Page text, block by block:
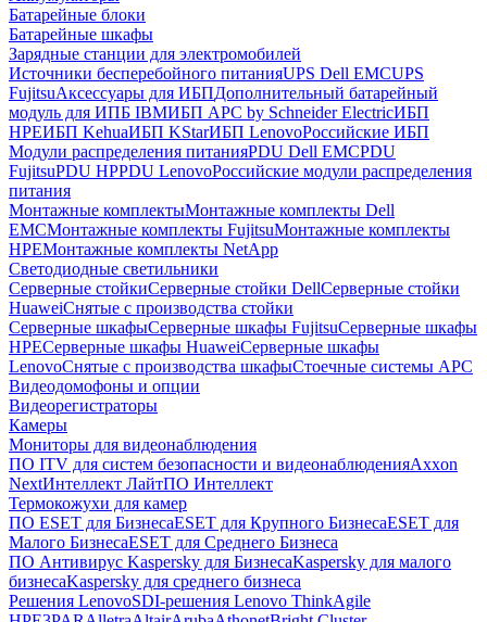
Батарейные блоки
Батарейные шкафы
Зарядные станции для электромобилей
Источники бесперебойного питанияUPS Dell EMCUPS
FujitsuАксессуары для ИБПДополнительный батарейный
модуль для ИПБ IBMИБП APC by Schneider ElectricИБП
HPEИБП KehuaИБП KStarИБП LenovoРоссийские ИБП
Модули распределения питанияPDU Dell EMCPDU
FujitsuPDU HPPDU LenovoРоссийские модули распределения
питания
Монтажные комплектыМонтажные комплекты Dell
EMCМонтажные комплекты FujitsuМонтажные комплекты
HPEМонтажные комплекты NetApp
Светодиодные светильники
Серверные стойкиСерверные стойки DellСерверные стойки
HuaweiСнятые с производства стойки
Серверные шкафыСерверные шкафы FujitsuСерверные шкафы
HPEСерверные шкафы HuaweiСерверные шкафы
LenovoСнятые с производства шкафыСтоечные системы APC
Видеодомофоны и опции
Видеорегистраторы
Камеры
Мониторы для видеонаблюдения
ПО ITV для систем безопасности и видеонаблюденияAxxon
NextИнтеллект ЛайтПО Интеллект
Термокожухи для камер
ПО ESET для БизнесаESET для Крупного БизнесаESET для
Малого БизнесаESET для Среднего Бизнеса
ПО Антивирус Kaspersky для БизнесаKaspersky для малого
бизнесаKaspersky для среднего бизнеса
Решения LenovoSDI-решения Lenovo ThinkAgile